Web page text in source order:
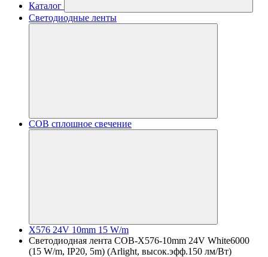
Каталог
Светодиодные ленты
COB сплошное свечение
X576 24V 10mm 15 W/m
Светодиодная лента COB-X576-10mm 24V White6000
(15 W/m, IP20, 5m) (Arlight, высок.эфф.150 лм/Вт)